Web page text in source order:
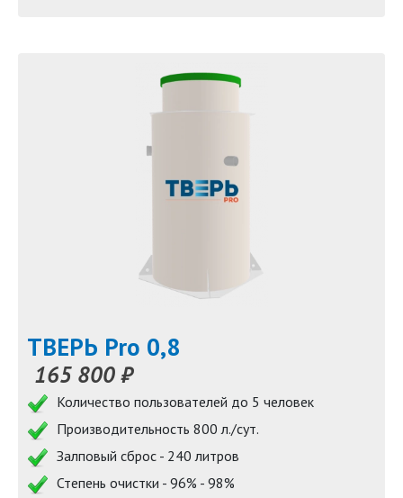
ТВЕРЬ Pro 0,8
165 800 ₽
Количество пользователей до 5 человек
Производительность 800 л./сут.
Залповый сброс - 240 литров
Степень очистки - 96% - 98%